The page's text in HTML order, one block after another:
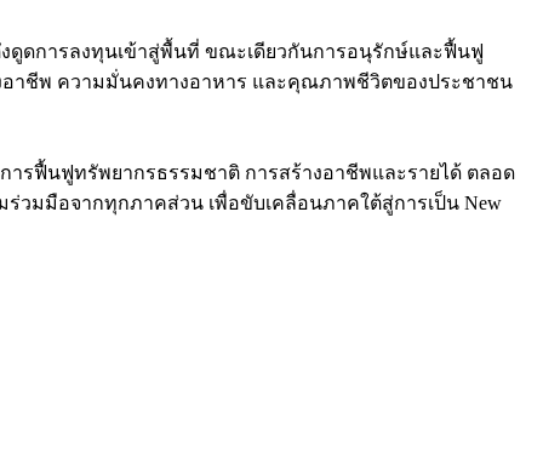
ดูดการลงทุนเข้าสู่พื้นที่ ขณะเดียวกันการอนุรักษ์และฟื้นฟู
าชีพ ความมั่นคงทางอาหาร และคุณภาพชีวิตของประชาชน
ารฟื้นฟูทรัพยากรธรรมชาติ การสร้างอาชีพและรายได้ ตลอด
วมมือจากทุกภาคส่วน เพื่อขับเคลื่อนภาคใต้สู่การเป็น New